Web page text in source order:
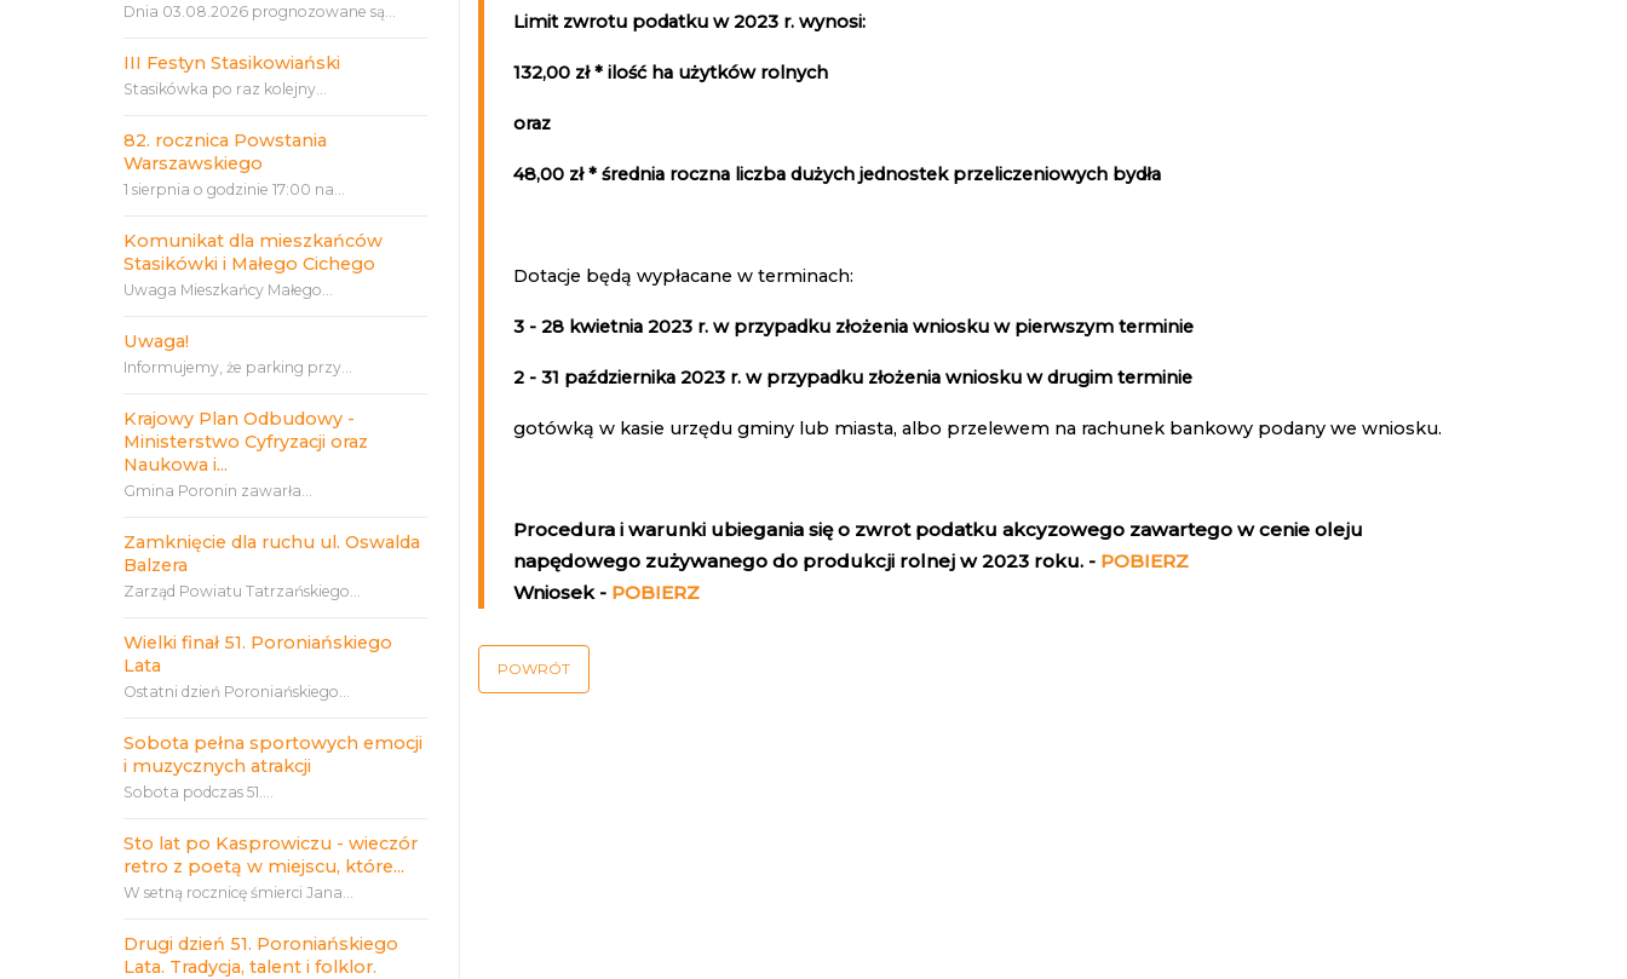
Dnia 03.08.2026 prognozowane są...
III Festyn Stasikowiański
Stasikówka po raz kolejny...
82. rocznica Powstania
Warszawskiego
1 sierpnia o godzinie 17:00 na...
Komunikat dla mieszkańców
Stasikówki i Małego Cichego
Uwaga Mieszkańcy Małego...
Uwaga!
Informujemy, że parking przy...
Krajowy Plan Odbudowy -
Ministerstwo Cyfryzacji oraz
Naukowa i...
Gmina Poronin zawarła...
Zamknięcie dla ruchu ul. Oswalda
Balzera
Zarząd Powiatu Tatrzańskiego...
Wielki finał 51. Poroniańskiego
Lata
Ostatni dzień Poroniańskiego...
Sobota pełna sportowych emocji
i muzycznych atrakcji
Sobota podczas 51....
Sto lat po Kasprowiczu - wieczór
retro z poetą w miejscu, które...
W setną rocznicę śmierci Jana...
Drugi dzień 51. Poroniańskiego
Lata. Tradycja, talent i folklor.
Limit zwrotu podatku w 2023 r. wynosi:
132,00 zł * ilość ha użytków rolnych
oraz
48,00 zł *średnia roczna liczba dużych jednostek przeliczeniowych bydła
Dotacje będą wypłacane w terminach:
3 - 28 kwietnia 2023 r. w przypadku złożenia wniosku w pierwszym terminie
2 - 31 października 2023 r. w przypadku złożenia wniosku w drugim terminie
gotówką w kasie urzędu gminy lub miasta, albo przelewem na rachunek bankowy podany we wniosku.
Procedura i warunki ubiegania się o zwrot podatku akcyzowego zawartego w cenie oleju
napędowego zużywanego do produkcji rolnej w 2023 roku. - POBIERZ
Wniosek - POBIERZ
POWRÓT